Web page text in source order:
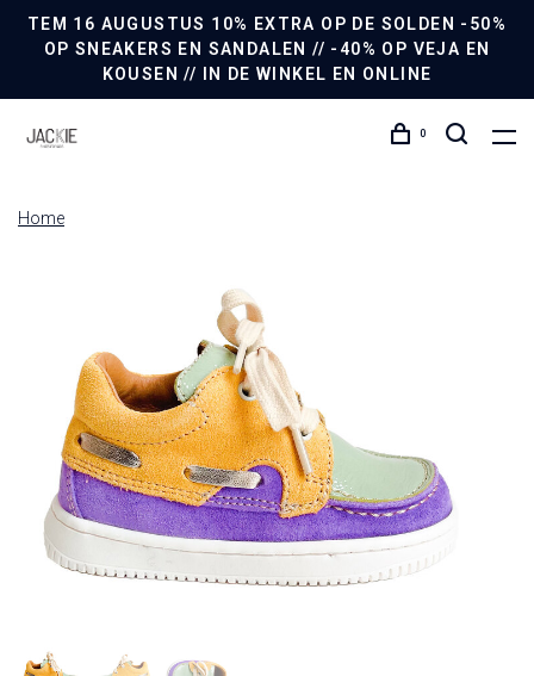
TEM 16 AUGUSTUS 10% EXTRA OP DE SOLDEN -50%
OP SNEAKERS EN SANDALEN // -40% OP VEJA EN
KOUSEN // IN DE WINKEL EN ONLINE
0
Home